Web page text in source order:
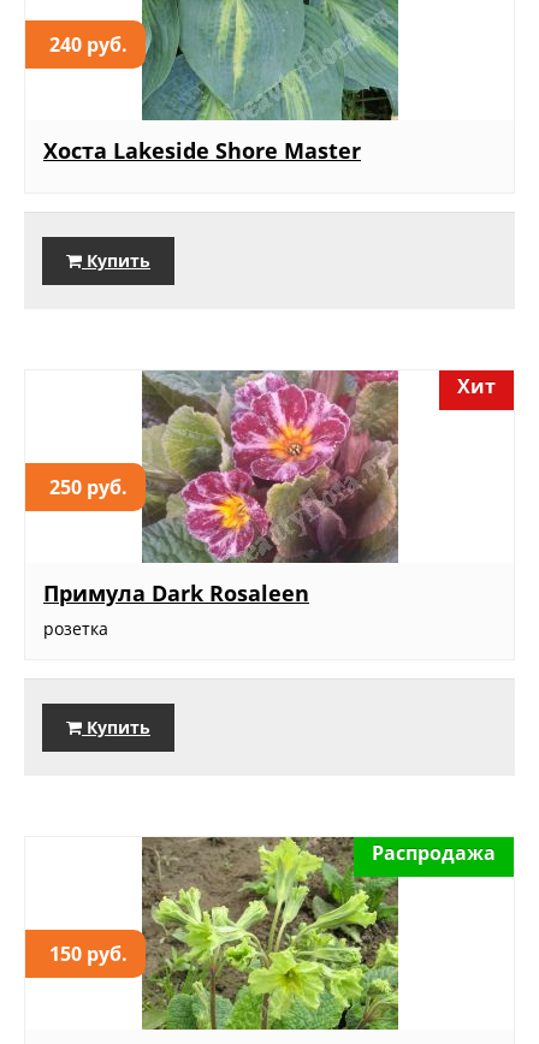
240 руб.
Хоста Lakeside Shore Master
Купить
250 руб.
Хит
Примула Dark Rosaleen
розетка
Купить
150 руб.
Распродажа